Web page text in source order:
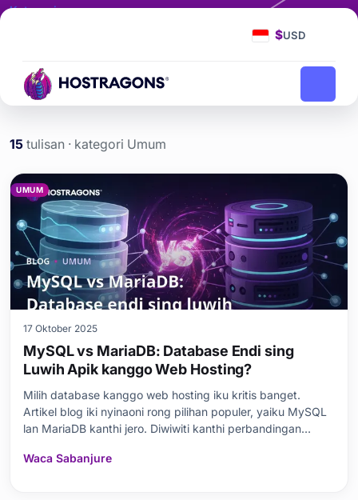
$USD
Kategori
Kaca ngarep blog Umum
15 tulisan · kategori Umum
Tulisan kategori Umum
UMUM
17 Oktober 2025
MySQL vs MariaDB: Database Endi sing
Luwih Apik kanggo Web Hosting?
Milih database kanggo web hosting iku kritis banget.
Artikel blog iki nyinaoni rong pilihan populer, yaiku MySQL
lan MariaDB kanthi jero. Diwiwiti kanthi perbandingan
prabédan dhasar saka rong database kasebut. Kaluwihan
Waca Sabanjure